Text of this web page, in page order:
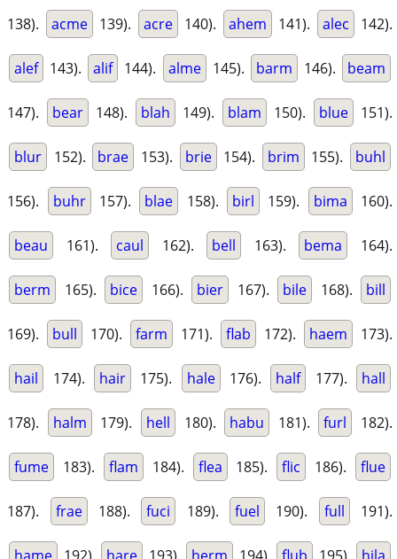
138). acme 139). acre 140). ahem 141). alec 142).
alef 143). alif 144). alme 145). barm 146). beam
147). bear 148). blah 149). blam 150). blue 151).
blur 152). brae 153). brie 154). brim 155). buhl
156). buhr 157). blae 158). birl 159). bima 160).
beau 161). caul 162). bell 163). bema 164).
berm 165). bice 166). bier 167). bile 168). bill
169). bull 170). farm 171). flab 172). haem 173).
hail 174). hair 175). hale 176). half 177). hall
178). halm 179). hell 180). habu 181). furl 182).
fume 183). flam 184). flea 185). flic 186). flue
187). frae 188). fuci 189). fuel 190). full 191).